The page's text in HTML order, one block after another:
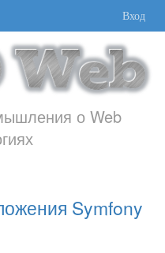
Вход
о Web
Symfony